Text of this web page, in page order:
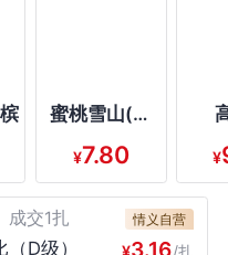
蜜桃雪山(香
¥7.80 ¥
成交10.8kg/
（C
6.25/0.8kg/扎
成交10.8kg/扎
（B ¥15.90/0.8kg/扎
成交1扎 情义自营
D级） ¥3.16/扎